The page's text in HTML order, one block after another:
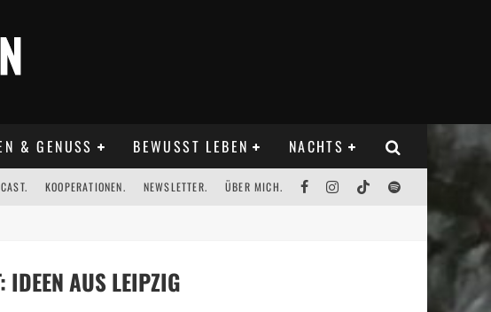
& GENUSS BEWUSST LEBEN NACHTS
KOOPERATIONEN. NEWSLETTER. ÜBER MICH.
IDEEN AUS LEIPZIG